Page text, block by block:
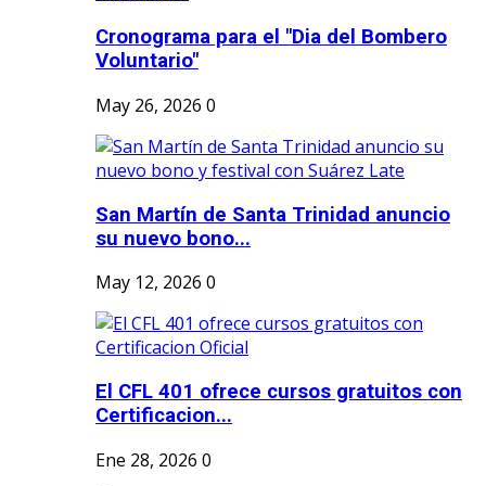
Cronograma para el "Dia del Bombero
Voluntario"
May 26, 2026 0
San Martín de Santa Trinidad anuncio
su nuevo bono...
May 12, 2026 0
El CFL 401 ofrece cursos gratuitos con
Certificacion...
Ene 28, 2026 0